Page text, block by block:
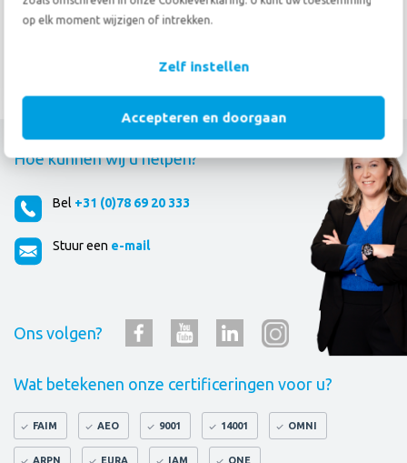
op elk moment wijzigen of intrekken.
Zelf instellen
Accepteren en doorgaan
E. Hagen
Verhuizing naar Nederland
Hoe kunnen wij u helpen?
Bel +31 (0)78 69 20 333
Stuur een e-mail
Ons volgen?
Wat betekenen onze certificeringen voor u?
FAIM AEO 9001 14001 OMNI
ARPN EURA IAM ONE